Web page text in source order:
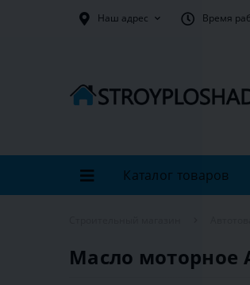
Наш адрес Время
Каталог товаров
Масло моторное